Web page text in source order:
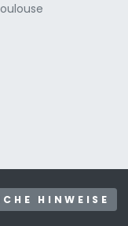
HINWEISE